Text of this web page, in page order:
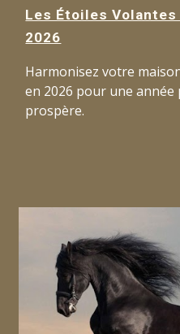
Les Étoiles
2026
Harmonisez votre
en 2026 pour une
prospère.